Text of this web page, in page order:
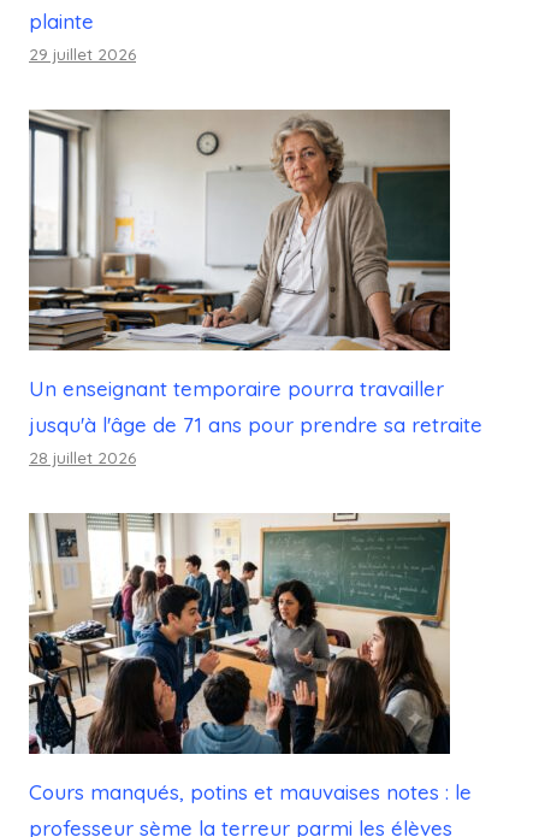
plainte
29 juillet 2026
Un enseignant temporaire pourra travailler
jusqu'à l'âge de 71 ans pour prendre sa retraite
28 juillet 2026
Cours manqués, potins et mauvaises notes : le
professeur sème la terreur parmi les élèves